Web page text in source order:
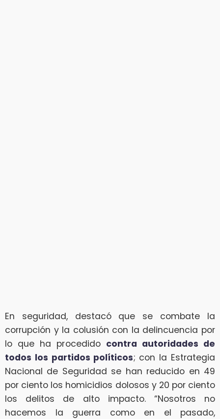
En seguridad, destacó que se combate la
corrupción y la colusión con la delincuencia por
lo que ha procedido contra autoridades de
todos los partidos políticos; con la Estrategia
Nacional de Seguridad se han reducido en 49
por ciento los homicidios dolosos y 20 por ciento
los delitos de alto impacto. “Nosotros no
hacemos la guerra como en el pasado,